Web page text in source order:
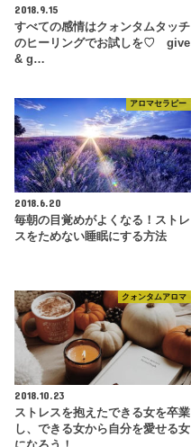
2018.9.15
すべての感情はクォンタムタッチ
のヒーリングでお試しを♡ give
& g…
アロマセラピー
2018.6.20
毎朝の目覚めがよくなる！ストレ
スをためない睡眠にする方法
クォンタムアロマ
2018.10.23
ストレスを抱えたできる女を卒業
し、できる女から自分を愛せる女